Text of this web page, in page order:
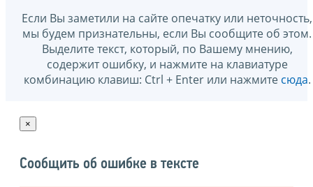
Если Вы заметили на сайте опечатку или неточность,
мы будем признательны, если Вы сообщите об этом.
Выделите текст, который, по Вашему мнению,
содержит ошибку, и нажмите на клавиатуре
комбинацию клавиш: Ctrl + Enter или нажмите сюда.
×
Сообщить об ошибке в тексте